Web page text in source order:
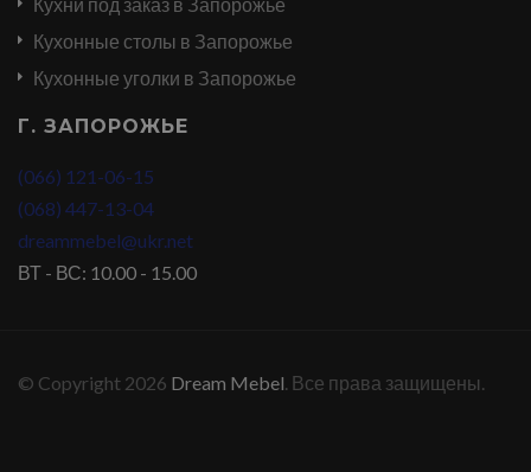
Кухонные столы в Запорожье
Кухонные уголки в Запорожье
Г. ЗАПОРОЖЬЕ
(066) 121-06-15
(068) 447-13-04
dreammebel@ukr.net
ВТ - ВС: 10.00 - 15.00
© Copyright 2026 Dream Mebel . Все права защищены.